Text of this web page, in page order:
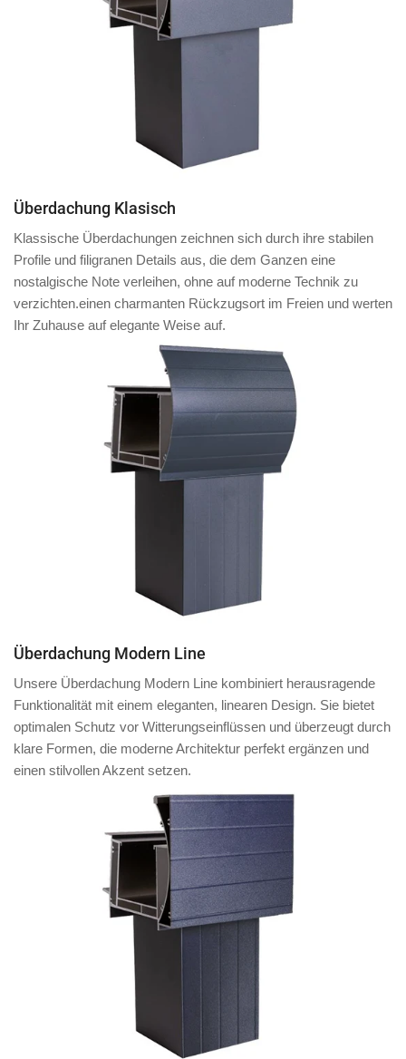
Überdachung Klasisch
Klassische Überdachungen zeichnen sich durch ihre stabilen
Profile und filigranen Details aus, die dem Ganzen eine
nostalgische Note verleihen, ohne auf moderne Technik zu
verzichten.einen charmanten Rückzugsort im Freien und werten
Ihr Zuhause auf elegante Weise auf.
Überdachung Modern Line
Unsere Überdachung Modern Line kombiniert herausragende
Funktionalität mit einem eleganten, linearen Design. Sie bietet
optimalen Schutz vor Witterungseinflüssen und überzeugt durch
klare Formen, die moderne Architektur perfekt ergänzen und
einen stilvollen Akzent setzen.